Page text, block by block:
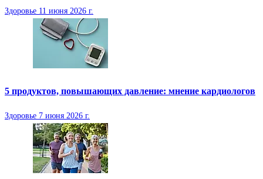
Здоровье 11 июня 2026 г.
5 продуктов, повышающих давление: мнение кардиологов
Здоровье 7 июня 2026 г.